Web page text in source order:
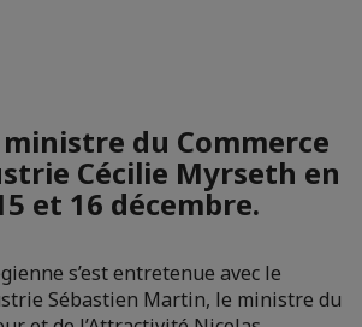
du Commerce
Cécilie Myrseth en
et 16 décembre.
s’est entretenue avec le
Sébastien Martin, le ministre du